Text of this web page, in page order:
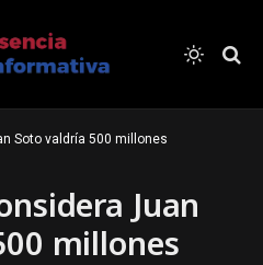
Soto valdría 500 millones
Juan
millones